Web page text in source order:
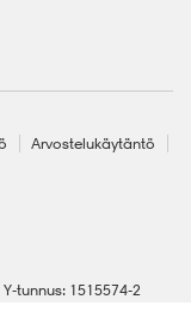
Arvostelukäytäntö
tunnus: 1515574-2